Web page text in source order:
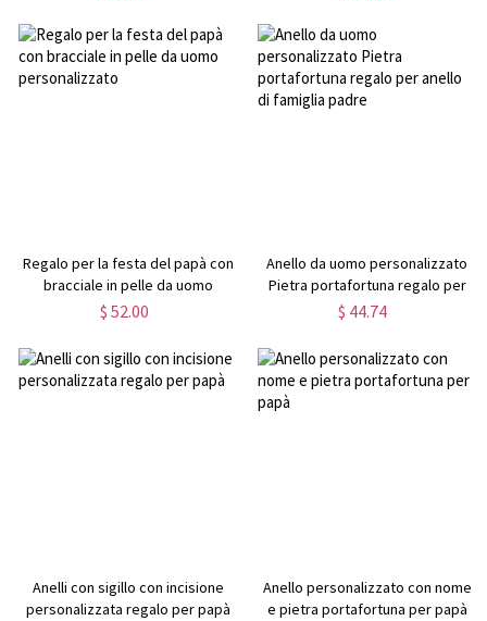
Regalo per la festa del papà con
bracciale in pelle da uomo
personalizzato
$ 52.00
Anello da uomo personalizzato
Pietra portafortuna regalo per
anello di famiglia padre
$ 44.74
Anelli con sigillo con incisione
personalizzata regalo per papà
Anello personalizzato con nome
e pietra portafortuna per papà